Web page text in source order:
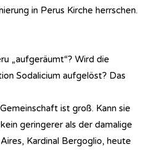
in Perus Kirche herrschen.
„aufgeräumt“? Wird die
Sodalicium aufgelöst? Das
ist groß. Kann sie
geringerer als der damalige
Kardinal Bergoglio, heute